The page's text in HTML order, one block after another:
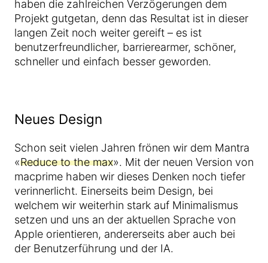
haben die zahlreichen Verzögerungen dem
Projekt gutgetan, denn das Resultat ist in dieser
langen Zeit noch weiter gereift – es ist
benutzerfreundlicher, barrierearmer, schöner,
schneller und einfach besser geworden.
Neues Design
Schon seit vielen Jahren frönen wir dem Mantra
«Reduce to the max». Mit der neuen Version von
macprime haben wir dieses Denken noch tiefer
verinnerlicht. Einerseits beim Design, bei
welchem wir weiterhin stark auf Minimalismus
setzen und uns an der aktuellen Sprache von
Apple orientieren, andererseits aber auch bei
der Benutzerführung und der IA.